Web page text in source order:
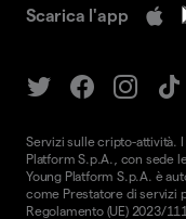
Scarica l'app
Servizi sulle cripto-attività.
Platform S.p.A., con sede
Young Platform S.p.A. è
come Prestatore di servizi
Regolamento (UE) 2023/